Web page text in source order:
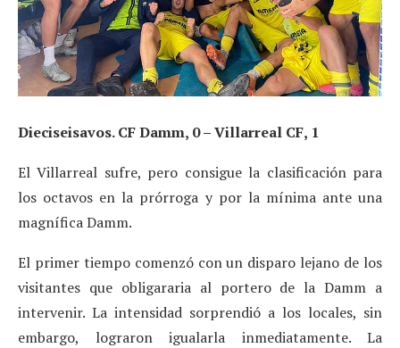
Dieciseisavos. CF Damm, 0 – Villarreal CF, 1
El Villarreal sufre, pero consigue la clasificación para
los octavos en la prórroga y por la mínima ante una
magnífica Damm.
El primer tiempo comenzó con un disparo lejano de los
visitantes que obligararia al portero de la Damm a
intervenir. La intensidad sorprendió a los locales, sin
embargo, lograron igualarla inmediatamente. La